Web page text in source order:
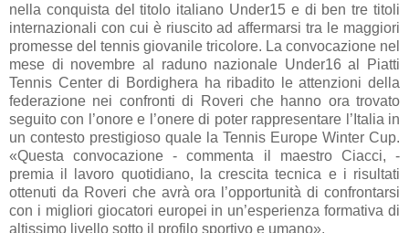
nella conquista del titolo italiano Under15 e di ben tre titoli
internazionali con cui è riuscito ad affermarsi tra le maggiori
promesse del tennis giovanile tricolore. La convocazione nel
mese di novembre al raduno nazionale Under16 al Piatti
Tennis Center di Bordighera ha ribadito le attenzioni della
federazione nei confronti di Roveri che hanno ora trovato
seguito con l’onore e l’onere di poter rappresentare l’Italia in
un contesto prestigioso quale la Tennis Europe Winter Cup.
«Questa convocazione - commenta il maestro Ciacci, -
premia il lavoro quotidiano, la crescita tecnica e i risultati
ottenuti da Roveri che avrà ora l’opportunità di confrontarsi
con i migliori giocatori europei in un’esperienza formativa di
altissimo livello sotto il profilo sportivo e umano».